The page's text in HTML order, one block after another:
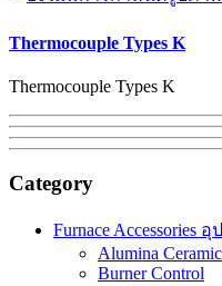
Thermocouple Types K
Thermocouple Types K
Category
Furnace Accessories
Alumina Ceramic
Burner Control